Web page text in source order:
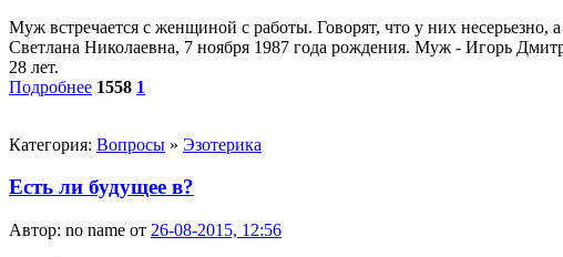
Муж встречается с женщиной с работы. Говорят, что у них несерьезно,
Светлана Николаевна, 7 ноября 1987 года рождения. Муж - Игорь
28 лет.
Подробнее 1558 1
Категория: Вопросы » Эзотерика
Есть ли будущее в?
Автор: no name от 26-08-2015, 12:56